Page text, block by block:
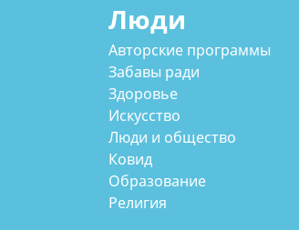
Люди
Авторские программы
Забавы ради
Здоровье
Искусство
Люди и общество
Ковид
Образование
Религия